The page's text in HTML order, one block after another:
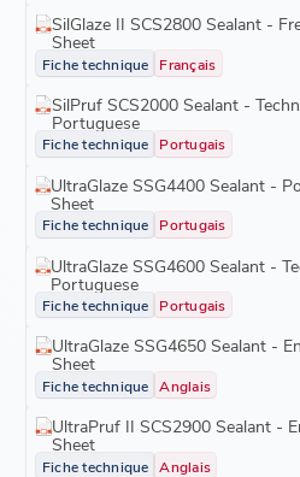
SilGlaze II SCS2800 Sealant -
Sheet
Fiche technique Français
SilPruf SCS2000 Sealant -
Portuguese
Fiche technique Portugais
UltraGlaze SSG4400 Sealant -
Sheet
Fiche technique Portugais
UltraGlaze SSG4600 Sealant -
Portuguese
Fiche technique Portugais
UltraGlaze SSG4650 Sealant -
Sheet
Fiche technique Anglais
UltraPruf II SCS2900 Sealant -
Sheet
Fiche technique Anglais